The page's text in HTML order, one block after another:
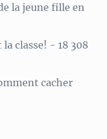
la jeune fille en
classe! - 18 308
cacher